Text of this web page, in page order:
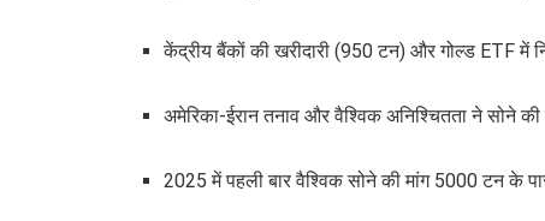
केंद्रीय बैंकों की खरीदारी (950 टन) और गोल्ड ETF में
अमेरिका-ईरान तनाव और वैश्विक अनिश्चितता ने सोने
2025 में पहली बार वैश्विक सोने की मांग 5000 टन के